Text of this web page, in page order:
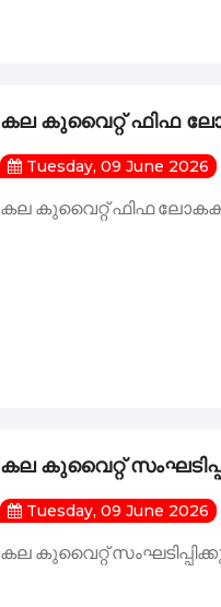
കല കുവൈറ്റ് ഫിഫ
Tuesday, 09 June 2026
കല കുവൈറ്റ് ഫിഫ
കല കുവൈറ്റ്
Tuesday, 09 June 2026
കല കുവൈറ്റ്